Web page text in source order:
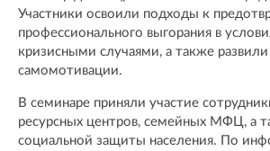
Участники освоили подходы к
профессионального выгорания в
кризисными случаями, а также
самомотивации.
В семинаре приняли участие
ресурсных центров, семейных МФЦ, а
социальной защиты населения. По